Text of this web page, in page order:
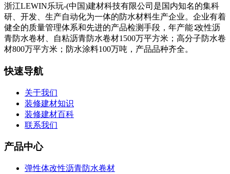
浙江LEWIN乐玩-(中国)建材科技有限公司是国内知名的集科
研、开发、生产自动化为一体的防水材料生产企业。企业有着
健全的质量管理体系和先进的产品检测手段，年产能∶改性沥
青防水卷材、自粘沥青防水卷材1500万平方米；高分子防水卷
材800万平方米；防水涂料100万吨，产品品种齐全。
快速导航
关于我们
装修建材知识
装修建材百科
联系我们
产品中心
弹性体改性沥青防水卷材